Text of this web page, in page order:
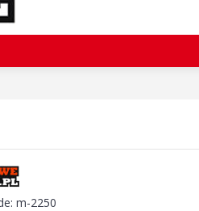
m-2250